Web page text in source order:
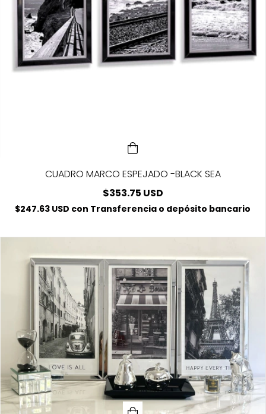
CUADRO MARCO ESPEJADO -BLACK SEA
$353.75 USD
$247.63 USD con Transferencia o depósito bancario